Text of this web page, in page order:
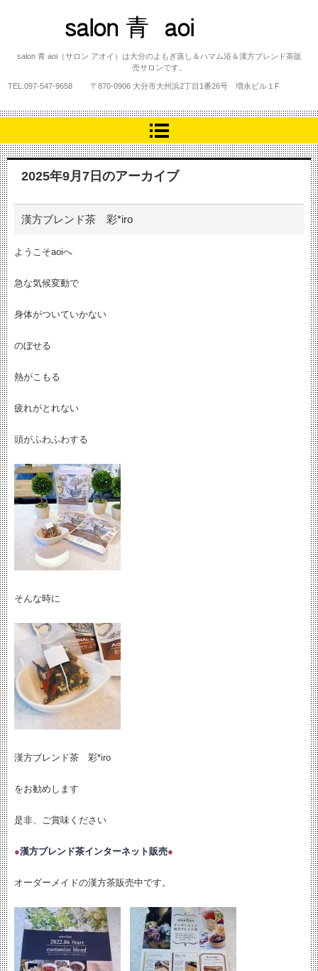
salon 青 aoi
salon 青 aoi（サロン アオイ）は大分のよもぎ蒸し＆ハマム浴＆漢方ブレンド茶販
売サロンです。
TEL. 097-547-9658 〒870-0906 大分市大州浜2丁目1番26号 増永ビル１F
2025年9月7日 のアーカイブ
漢方ブレンド茶 彩*iro
ようこそaoiへ
急な気候変動で
身体がついていかない
のぼせる
熱がこもる
疲れがとれない
頭がふわふわする
そんな時に
漢方ブレンド茶 彩*iro
をお勧めします
是非、ご賞味ください
●漢方ブレンド茶インターネット販売●
オーダーメイドの漢方茶販売中です。